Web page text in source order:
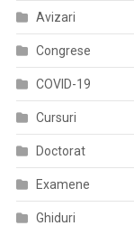
Avizari
Congrese
COVID-19
Cursuri
Doctorat
Examene
Ghiduri